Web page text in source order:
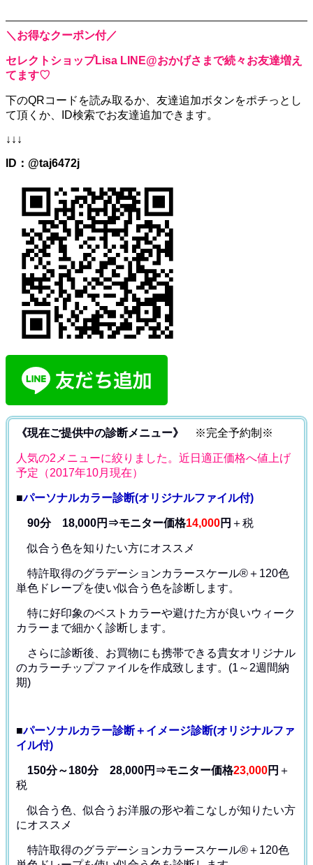
＼お得なクーポン付／
セレクトショップLisa LINE@おかげさまで続々お友達増え
てます♡
下のQRコードを読み取るか、 友達追加ボタンをポチっとし
て頂くか、
ID検索でお友達追加できます。
↓↓↓
ID：@taj6472j
《現在ご提供中の診断メニュー》 ※完全予約制※
人気の2メニューに絞りました。近日適正価格へ値上げ
予定（2017年10月現在）
■パーソナルカラー診断(オリジナルファイル付)
90分 18,000円⇒モニター価格14,000円 ＋税
似合う色を知りたい方にオススメ
特許取得のグラデーションカラースケール®＋120色
単色ドレープを使い似合う色を診断します。
特に好印象のベストカラーや避けた方が良いウィーク
カラー まで細かく診断します。
さらに診断後、お買物にも携帯できる貴女オリジナル
のカラーチップファイルを作成致します。(1～2週間納
期)
■パーソナルカラー診断＋イメージ診断(オリジナルファ
イル付)
150分～180分 28,000円⇒モニター価格23,000円 ＋
税
似合う色、似合うお洋服の形や着こなしが知りたい方
にオススメ
特許取得のグラデーションカラースケール®＋120色